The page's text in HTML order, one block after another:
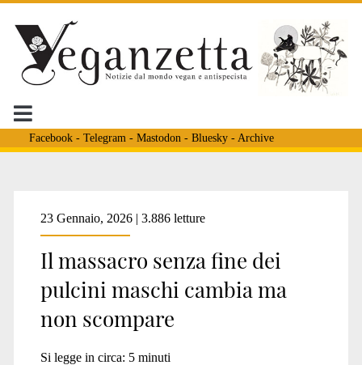
Facebook- Telegram - Mastodon - Bluesky- Archive
Tag:
<span>uccisione
pulcini</span>
23 Gennaio, 2026 | 3.886 letture
Il massacro senza fine dei
pulcini maschi cambia ma
non scompare
Si legge in circa: 5 minuti